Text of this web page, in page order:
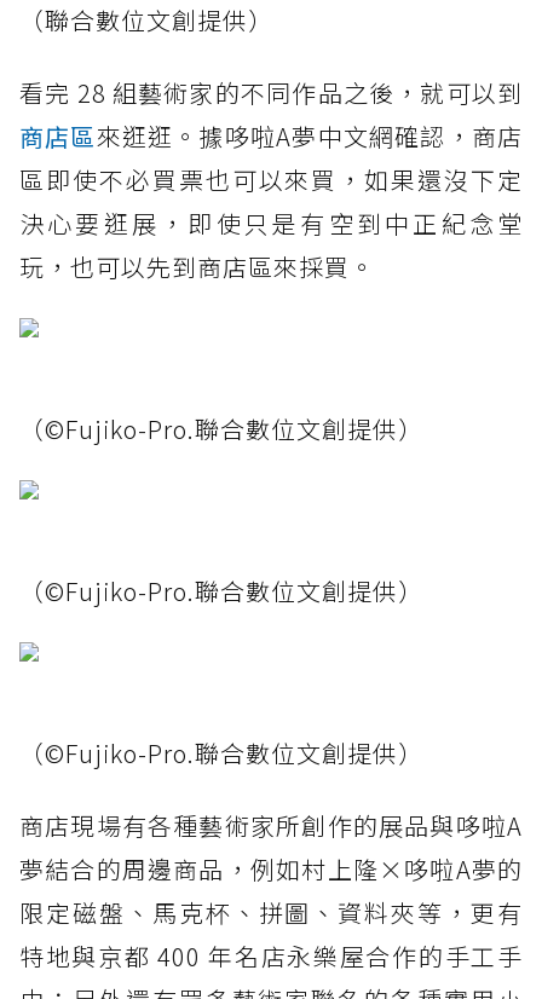
（聯合數位文創提供）
看完 28 組藝術家的不同作品之後，就可以到
商店區來逛逛。據哆啦A夢中文網確認，商店
區即使不必買票也可以來買，如果還沒下定
決心要逛展，即使只是有空到中正紀念堂
玩，也可以先到商店區來採買。
（©Fujiko-Pro.聯合數位文創提供）
（©Fujiko-Pro.聯合數位文創提供）
（©Fujiko-Pro.聯合數位文創提供）
商店現場有各種藝術家所創作的展品與哆啦A
夢結合的周邊商品，例如村上隆×哆啦A夢的
限定磁盤、馬克杯、拼圖、資料夾等，更有
特地與京都 400 年名店永樂屋合作的手工手